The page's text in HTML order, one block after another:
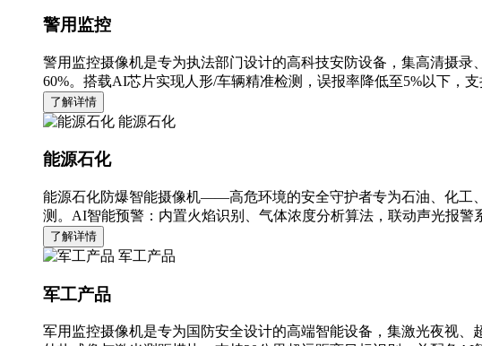
警用监控
警用监控摄像机是专为执法部门设计的高科技安防设备，集高清摄
60%。搭载AI芯片实现人形/车辆精准检测，误报率降低至5%以下，
了解详情
能源石化
能源石化
能源石化防爆智能摄像机——高危环境的安全守护者专为石油、化工
测。AI智能预警：内置火焰识别、气体浓度分析算法，联动声光报警
了解详情
军工产品
军工产品
军用监控摄像机是专为国防安全设计的高端智能设备，集激光夜视